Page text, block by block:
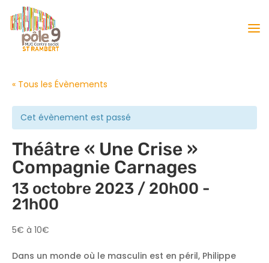
« Tous les Évènements
Cet évènement est passé
Théâtre « Une Crise »
Compagnie Carnages
13 octobre 2023 / 20h00 -
21h00
5€ à 10€
Dans un monde où le masculin est en péril, Philippe